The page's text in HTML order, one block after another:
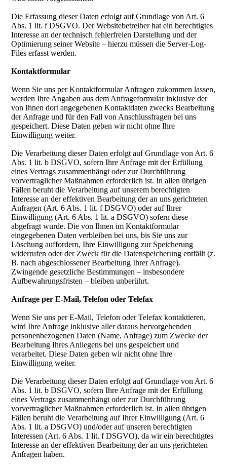
Die Erfassung dieser Daten erfolgt auf Grundlage von Art. 6
Abs. 1 lit. f DSGVO. Der Websitebetreiber hat ein berechtigtes
Interesse an der technisch fehlerfreien Darstellung und der
Optimierung seiner Website – hierzu müssen die Server-Log-
Files erfasst werden.
Kontaktformular
Wenn Sie uns per Kontaktformular Anfragen zukommen lassen,
werden Ihre Angaben aus dem Anfrageformular inklusive der
von Ihnen dort angegebenen Kontaktdaten zwecks Bearbeitung
der Anfrage und für den Fall von Anschlussfragen bei uns
gespeichert. Diese Daten geben wir nicht ohne Ihre
Einwilligung weiter.
Die Verarbeitung dieser Daten erfolgt auf Grundlage von Art. 6
Abs. 1 lit. b DSGVO, sofern Ihre Anfrage mit der Erfüllung
eines Vertrags zusammenhängt oder zur Durchführung
vorvertraglicher Maßnahmen erforderlich ist. In allen übrigen
Fällen beruht die Verarbeitung auf unserem berechtigten
Interesse an der effektiven Bearbeitung der an uns gerichteten
Anfragen (Art. 6 Abs. 1 lit. f DSGVO) oder auf Ihrer
Einwilligung (Art. 6 Abs. 1 lit. a DSGVO) sofern diese
abgefragt wurde. Die von Ihnen im Kontaktformular
eingegebenen Daten verbleiben bei uns, bis Sie uns zur
Löschung auffordern, Ihre Einwilligung zur Speicherung
widerrufen oder der Zweck für die Datenspeicherung entfällt (z.
B. nach abgeschlossener Bearbeitung Ihrer Anfrage).
Zwingende gesetzliche Bestimmungen – insbesondere
Aufbewahrungsfristen – bleiben unberührt.
Anfrage per E-Mail, Telefon oder Telefax
Wenn Sie uns per E-Mail, Telefon oder Telefax kontaktieren,
wird Ihre Anfrage inklusive aller daraus hervorgehenden
personenbezogenen Daten (Name, Anfrage) zum Zwecke der
Bearbeitung Ihres Anliegens bei uns gespeichert und
verarbeitet. Diese Daten geben wir nicht ohne Ihre
Einwilligung weiter.
Die Verarbeitung dieser Daten erfolgt auf Grundlage von Art. 6
Abs. 1 lit. b DSGVO, sofern Ihre Anfrage mit der Erfüllung
eines Vertrags zusammenhängt oder zur Durchführung
vorvertraglicher Maßnahmen erforderlich ist. In allen übrigen
Fällen beruht die Verarbeitung auf Ihrer Einwilligung (Art. 6
Abs. 1 lit. a DSGVO) und/oder auf unseren berechtigten
Interessen (Art. 6 Abs. 1 lit. f DSGVO), da wir ein berechtigtes
Interesse an der effektiven Bearbeitung der an uns gerichteten
Anfragen haben.